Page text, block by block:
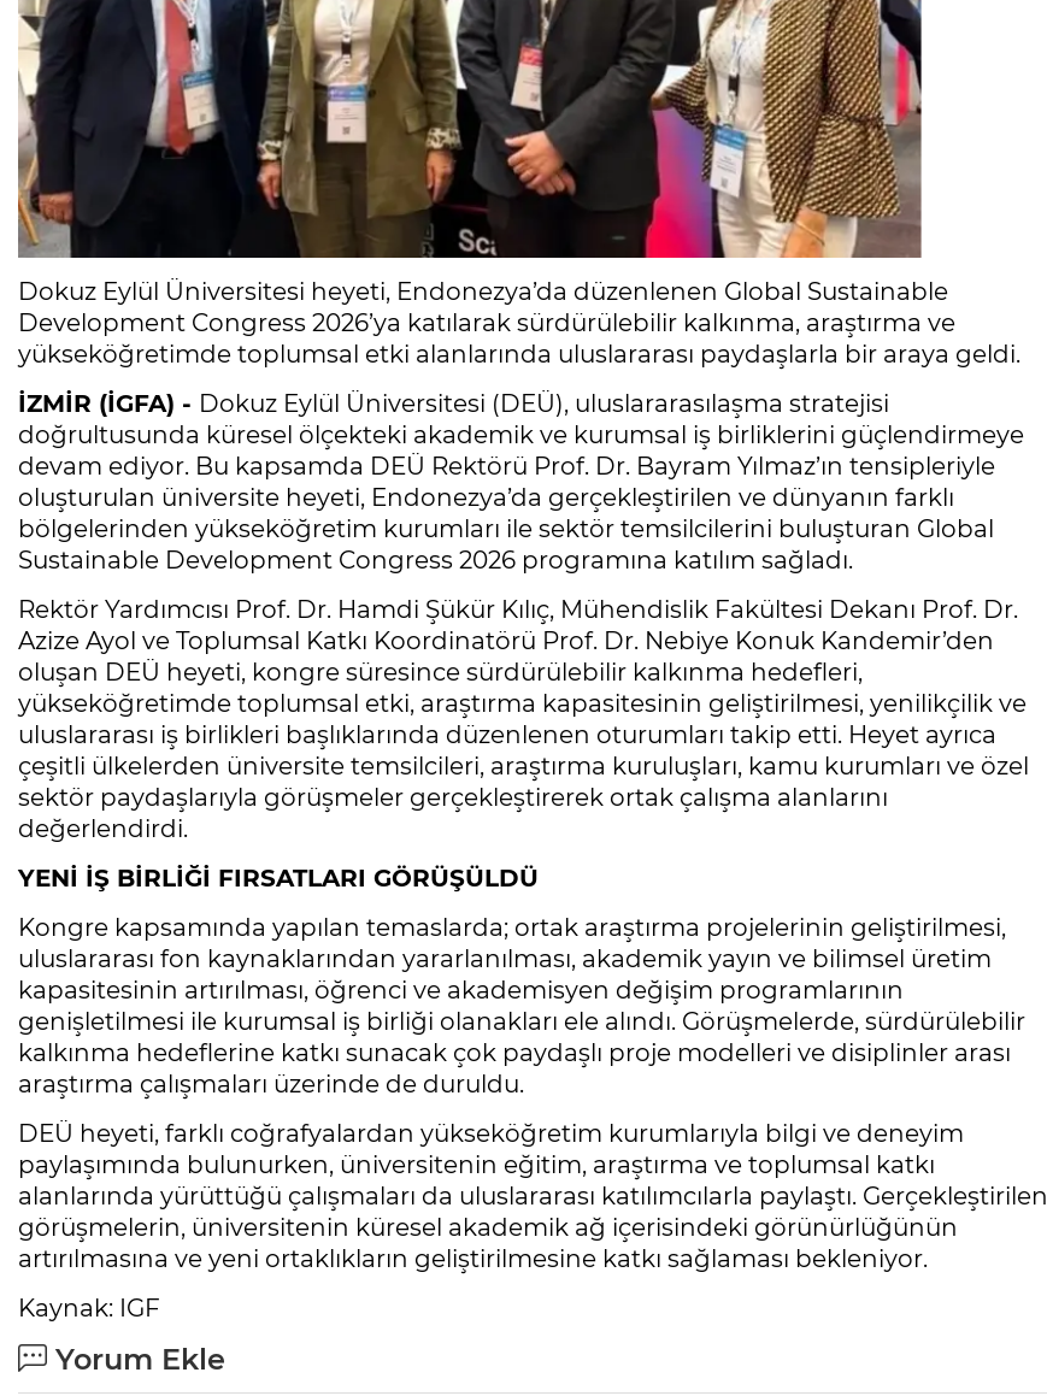
Dokuz Eylül Üniversitesi heyeti, Endonezya’da düzenlenen Global Sustainable
Development Congress 2026’ya katılarak sürdürülebilir kalkınma, araştırma ve
yükseköğretimde toplumsal etki alanlarında uluslararası paydaşlarla bir araya geldi.
İZMİR (İGFA) - Dokuz Eylül Üniversitesi (DEÜ), uluslararasılaşma stratejisi
doğrultusunda küresel ölçekteki akademik ve kurumsal iş birliklerini güçlendirmeye
devam ediyor. Bu kapsamda DEÜ Rektörü Prof. Dr. Bayram Yılmaz’ın tensipleriyle
oluşturulan üniversite heyeti, Endonezya’da gerçekleştirilen ve dünyanın farklı
bölgelerinden yükseköğretim kurumları ile sektör temsilcilerini buluşturan Global
Sustainable Development Congress 2026 programına katılım sağladı.
Rektör Yardımcısı Prof. Dr. Hamdi Şükür Kılıç, Mühendislik Fakültesi Dekanı Prof. Dr.
Azize Ayol ve Toplumsal Katkı Koordinatörü Prof. Dr. Nebiye Konuk Kandemir’den
oluşan DEÜ heyeti, kongre süresince sürdürülebilir kalkınma hedefleri,
yükseköğretimde toplumsal etki, araştırma kapasitesinin geliştirilmesi, yenilikçilik ve
uluslararası iş birlikleri başlıklarında düzenlenen oturumları takip etti. Heyet ayrıca
çeşitli ülkelerden üniversite temsilcileri, araştırma kuruluşları, kamu kurumları ve özel
sektör paydaşlarıyla görüşmeler gerçekleştirerek ortak çalışma alanlarını
değerlendirdi.
YENİ İŞ BİRLİĞİ FIRSATLARI GÖRÜŞÜLDÜ
Kongre kapsamında yapılan temaslarda; ortak araştırma projelerinin geliştirilmesi,
uluslararası fon kaynaklarından yararlanılması, akademik yayın ve bilimsel üretim
kapasitesinin artırılması, öğrenci ve akademisyen değişim programlarının
genişletilmesi ile kurumsal iş birliği olanakları ele alındı. Görüşmelerde, sürdürülebilir
kalkınma hedeflerine katkı sunacak çok paydaşlı proje modelleri ve disiplinler arası
araştırma çalışmaları üzerinde de duruldu.
DEÜ heyeti, farklı coğrafyalardan yükseköğretim kurumlarıyla bilgi ve deneyim
paylaşımında bulunurken, üniversitenin eğitim, araştırma ve toplumsal katkı
alanlarında yürüttüğü çalışmaları da uluslararası katılımcılarla paylaştı. Gerçekleştirilen
görüşmelerin, üniversitenin küresel akademik ağ içerisindeki görünürlüğünün
artırılmasına ve yeni ortaklıkların geliştirilmesine katkı sağlaması bekleniyor.
Kaynak: IGF
Yorum Ekle